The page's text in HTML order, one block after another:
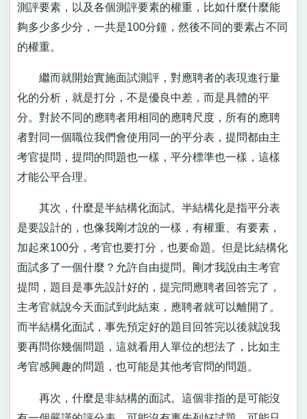
測評要素，以及各個測評要素的權重，比如什麼什麼能
夠多少多少分，一共是100分鐘，然後不同的要素占不同
的權重。
繼而就開始實施面試測評，對應聘者的表現進行量
化的分析，就是打分，不是優良中差，而是具體的平
分。對於不同的應聘者用相同的應聘尺度，所有的應聘
者對同一個職位我們會使用同一的平分表，提問都由主
考官提問，提問的問題也一樣，平分標準也一樣，這樣
才能公平合理。
其次，什麼是半結構化面試。半結構化是指平分表
是要設計的，也像我剛才說的一樣，有權重、有要素，
加起來100分，考官也要打分，也要命題。但是比結構化
面試多了一個什麼？允許自由提問。剛才我說由主考官
提問，題目是事先設計好的，提完問應聘者回答完了，
主考官就說今天面試到此結束，應聘者就可以離開了。
而半結構化面試，事先預定好的題目回答完以後就說我
要再問你幾個問題，這就看用人單位的想法了，比如主
考官感興趣的問題，也可能是其他考官問的問題。
再次，什麼是非結構的面試。這個非指的是可能沒